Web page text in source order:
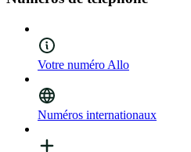
Votre numéro Allo
Numéros internationaux